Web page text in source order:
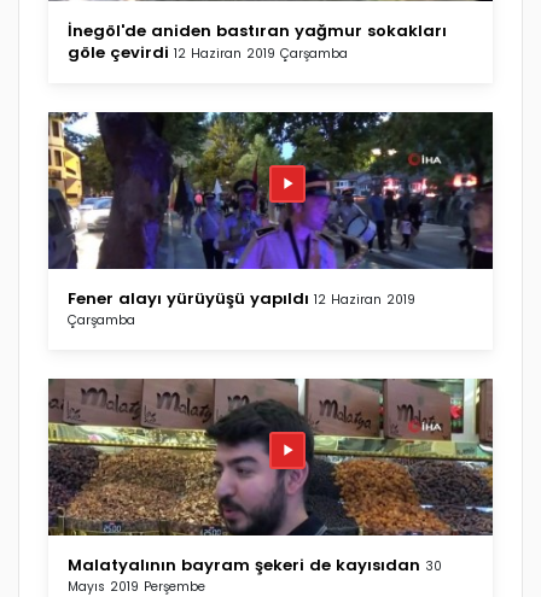
İnegöl'de aniden bastıran yağmur sokakları
göle çevirdi 12 Haziran 2019 Çarşamba
Fener alayı yürüyüşü yapıldı 12 Haziran 2019
Çarşamba
Malatyalının bayram şekeri de kayısıdan 30
Mayıs 2019 Perşembe